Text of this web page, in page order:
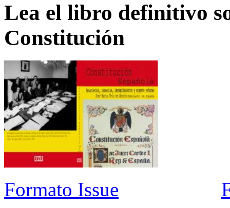
Lea el libro definitivo
Constitución
Formato Issue